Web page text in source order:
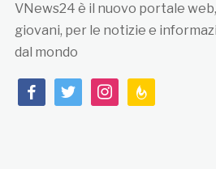
VNews24 è il nuovo portale
giovani, per le notizie e
dal mondo
facebooktwitterinstagramfeedburner